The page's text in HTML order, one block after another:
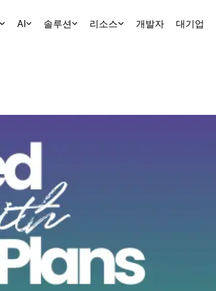
AI 솔루션 리소스 개발자 대기업